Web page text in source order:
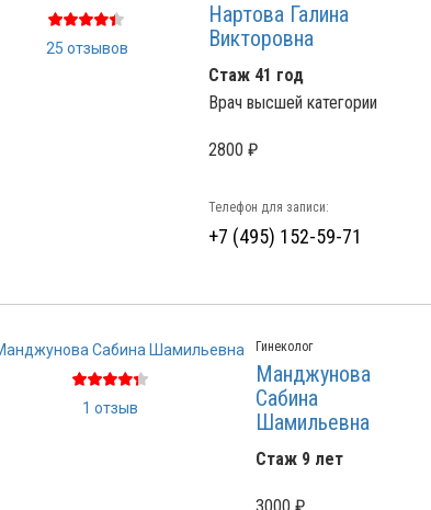
25 отзывов
Нартова Галина
Викторовна
Стаж 41 год
Врач высшей категории
2800 ₽
Телефон для записи:
+7 (495) 152-59-71
1 отзыв
Гинеколог
Манджунова
Сабина
Шамильевна
Стаж 9 лет